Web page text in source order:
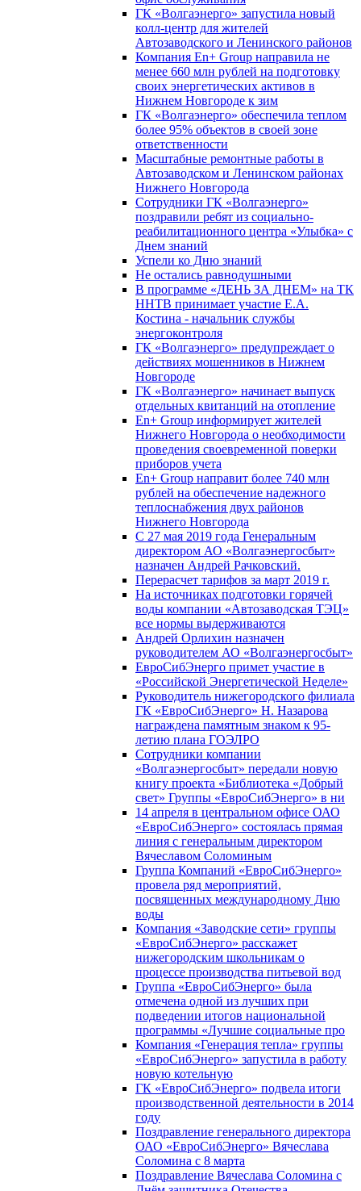
ГК «Волгаэнерго» запустила новый
колл-центр для жителей
Автозаводского и Ленинского районов
Компания En+ Group направила не
менее 660 млн рублей на подготовку
своих энергетических активов в
Нижнем Новгороде к зим
ГК «Волгаэнерго» обеспечила теплом
более 95% объектов в своей зоне
ответственности
Масштабные ремонтные работы в
Автозаводском и Ленинском районах
Нижнего Новгорода
Сотрудники ГК «Волгаэнерго»
поздравили ребят из социально-
реабилитационного центра «Улыбка» с
Днем знаний
Успели ко Дню знаний
Не остались равнодушными
В программе «ДЕНЬ ЗА ДНЕМ» на ТК
ННТВ принимает участие Е.А.
Костина - начальник службы
энергоконтроля
ГК «Волгаэнерго» предупреждает о
действиях мошенников в Нижнем
Новгороде
ГК «Волгаэнерго» начинает выпуск
отдельных квитанций на отопление
En+ Group информирует жителей
Нижнего Новгорода о необходимости
проведения своевременной поверки
приборов учета
En+ Group направит более 740 млн
рублей на обеспечение надежного
теплоснабжения двух районов
Нижнего Новгорода
С 27 мая 2019 года Генеральным
директором АО «Волгаэнергосбыт»
назначен Андрей Рачковский.
Перерасчет тарифов за март 2019 г.
На источниках подготовки горячей
воды компании «Автозаводская ТЭЦ»
все нормы выдерживаются
Андрей Орлихин назначен
руководителем АО «Волгаэнергосбыт»
ЕвроСибЭнерго примет участие в
«Российской Энергетической Неделе»
Руководитель нижегородского филиала
ГК «ЕвроСибЭнерго» Н. Назарова
награждена памятным знаком к 95-
летию плана ГОЭЛРО
Сотрудники компании
«Волгаэнергосбыт» передали новую
книгу проекта «Библиотека «Добрый
свет» Группы «ЕвроСибЭнерго» в ни
14 апреля в центральном офисе ОАО
«ЕвроСибЭнерго» состоялась прямая
линия с генеральным директором
Вячеславом Соломиным
Группа Компаний «ЕвроСибЭнерго»
провела ряд мероприятий,
посвященных международному Дню
воды
Компания «Заводские сети» группы
«ЕвроСибЭнерго» расскажет
нижегородским школьникам о
процессе производства питьевой вод
Группа «ЕвроСибЭнерго» была
отмечена одной из лучших при
подведении итогов национальной
программы «Лучшие социальные про
Компания «Генерация тепла» группы
«ЕвроСибЭнерго» запустила в работу
новую котельную
ГК «ЕвроСибЭнерго» подвела итоги
производственной деятельности в 2014
году
Поздравление генерального директора
ОАО «ЕвроСибЭнерго» Вячеслава
Соломина с 8 марта
Поздравление Вячеслава Соломина с